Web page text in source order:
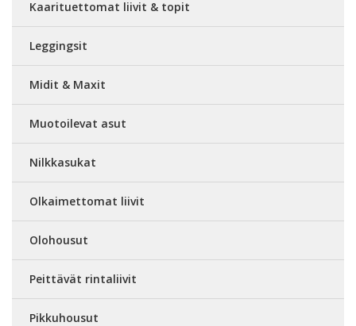
Kaarituettomat liivit & topit
Leggingsit
Midit & Maxit
Muotoilevat asut
Nilkkasukat
Olkaimettomat liivit
Olohousut
Peittävät rintaliivit
Pikkuhousut